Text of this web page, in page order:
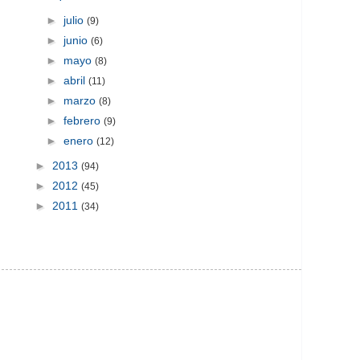
► julio (9)
► junio (6)
► mayo (8)
► abril (11)
► marzo (8)
► febrero (9)
► enero (12)
► 2013 (94)
► 2012 (45)
► 2011 (34)